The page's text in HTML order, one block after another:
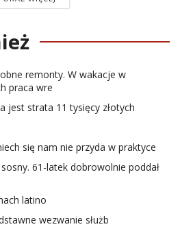
remonty. W wakacje w
praca wre
jest strata 11 tysięcy złotych
się nam nie przyda w praktyce
61-latek dobrowolnie poddał
latino
wezwanie służb